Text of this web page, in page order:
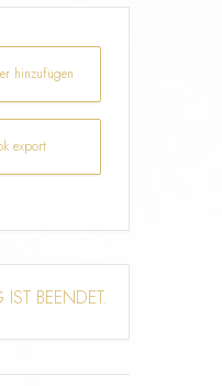
hinzufügen
export
BEENDET.